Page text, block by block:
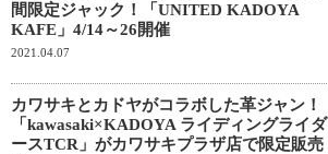
間限定ジャック！「UNITED KADOYA
KAFE」4/14～26開催
2021.04.07
カワサキとカドヤがコラボした革ジャン！
「kawasaki×KADOYA ライディングライダ
ースTCR」がカワサキプラザ店で限定販売